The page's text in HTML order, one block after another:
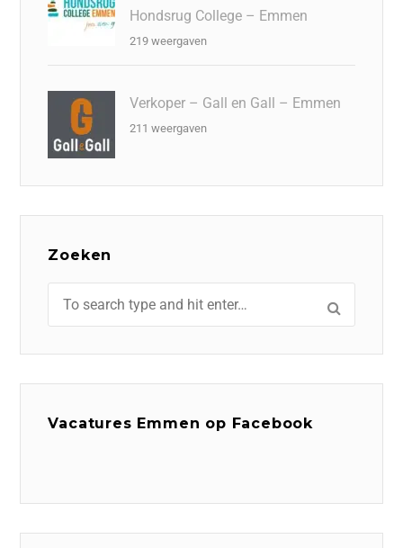
Hondsrug College – Emmen
219 weergaven
Verkoper – Gall en Gall – Emmen
211 weergaven
Zoeken
Vacatures Emmen op Facebook